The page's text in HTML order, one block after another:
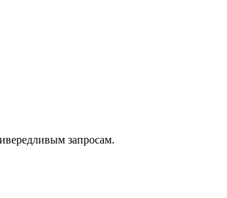
запросам.